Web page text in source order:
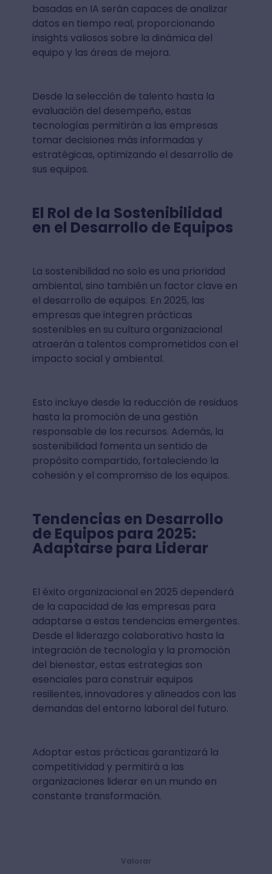
basadas en IA serán capaces de analizar
datos en tiempo real, proporcionando
insights valiosos sobre la dinámica del
equipo y las áreas de mejora.
Desde la selección de talento hasta la
evaluación del desempeño, estas
tecnologías permitirán a las empresas
tomar decisiones más informadas y
estratégicas, optimizando el desarrollo de
sus equipos.
El Rol de la Sostenibilidad
en el Desarrollo de Equipos
La sostenibilidad no solo es una prioridad
ambiental, sino también un factor clave en
el desarrollo de equipos. En 2025, las
empresas que integren prácticas
sostenibles en su cultura organizacional
atraerán a talentos comprometidos con el
impacto social y ambiental.
Esto incluye desde la reducción de residuos
hasta la promoción de una gestión
responsable de los recursos. Además, la
sostenibilidad fomenta un sentido de
propósito compartido, fortaleciendo la
cohesión y el compromiso de los equipos.
Tendencias en Desarrollo
de Equipos para 2025:
Adaptarse para Liderar
El éxito organizacional en 2025 dependerá
de la capacidad de las empresas para
adaptarse a estas tendencias emergentes.
Desde el liderazgo colaborativo hasta la
integración de tecnología y la promoción
del bienestar, estas estrategias son
esenciales para construir equipos
resilientes, innovadores y alineados con las
demandas del entorno laboral del futuro.
Adoptar estas prácticas garantizará la
competitividad y permitirá a las
organizaciones liderar en un mundo en
constante transformación.
Valorar